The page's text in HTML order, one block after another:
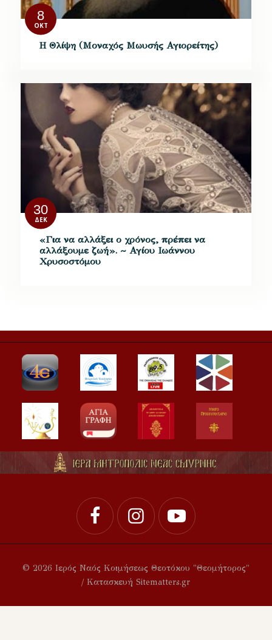
8
ΟΚΤ
H Θλίψη (Μοναχός Μωυσής Αγιορείτης)
30
ΔΕΚ
«Για να αλλάξει ο χρόνος, πρέπει να
αλλάξουμε ζωή». ~ Αγίου Ιωάννου
Χρυσοστόμου
© 2026 Ιερός Ναός Κοιμήσεως Θεοτόκου "Θεομήτορος"
/ Κατασκευή Sitematters.gr